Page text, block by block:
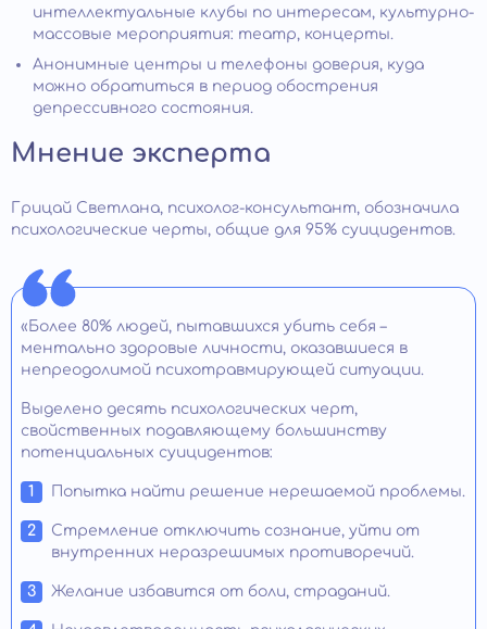
интеллектуальные клубы по интересам, культурно-
массовые мероприятия: театр, концерты.
Анонимные центры и телефоны доверия, куда
можно обратиться в период обострения
депрессивного состояния.
Мнение эксперта
Грицай Светлана, психолог-консультант, обозначила
психологические черты, общие для 95% суицидентов.
«Более 80% людей, пытавшихся убить себя –
ментально здоровые личности, оказавшиеся в
непреодолимой психотравмирующей ситуации.
Выделено десять психологических черт,
свойственных подавляющему большинству
потенциальных суицидентов:
Попытка найти решение нерешаемой проблемы.
Стремление отключить сознание, уйти от
внутренних неразрешимых противоречий.
Желание избавится от боли, страданий.